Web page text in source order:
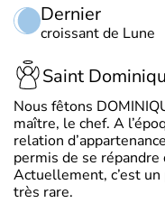
Dernier
croissant de Lune
Saint
Nous fêtons
maître, le chef. A
relation
permis de se répandre
Actuellement, c’est
très rare.